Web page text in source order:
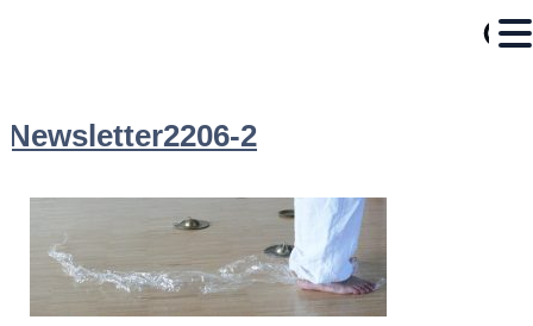
Newsletter2206-2